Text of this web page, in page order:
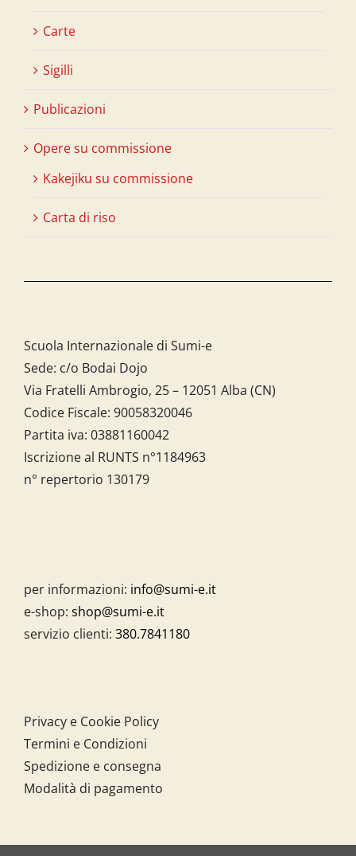
Carte
Sigilli
Publicazioni
Opere su commissione
Kakejiku su commissione
Carta di riso
Scuola Internazionale di Sumi-e
Sede: c/o Bodai Dojo
Via Fratelli Ambrogio, 25 – 12051 Alba (CN)
Codice Fiscale: 90058320046
Partita iva: 03881160042
Iscrizione al RUNTS n°1184963
n° repertorio 130179
per informazioni: info@sumi-e.it
e-shop: shop@sumi-e.it
servizio clienti: 380.7841180
Privacy e Cookie Policy
Termini e Condizioni
Spedizione e consegna
Modalità di pagamento